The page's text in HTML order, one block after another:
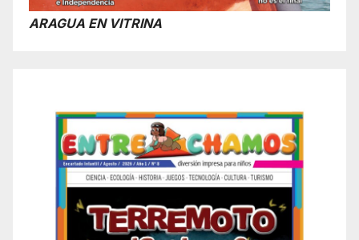
ARAGUA EN VITRINA